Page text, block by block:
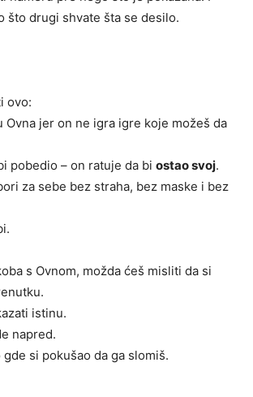
što drugi shvate šta se desilo.
ovo:
Ovna jer on ne igra igre koje možeš da
pobedio – on ratuje da bi ostao svoj.
za sebe bez straha, bez maske i bez
s Ovnom, možda ćeš misliti da si
istinu.
napred.
si pokušao da ga slomiš.